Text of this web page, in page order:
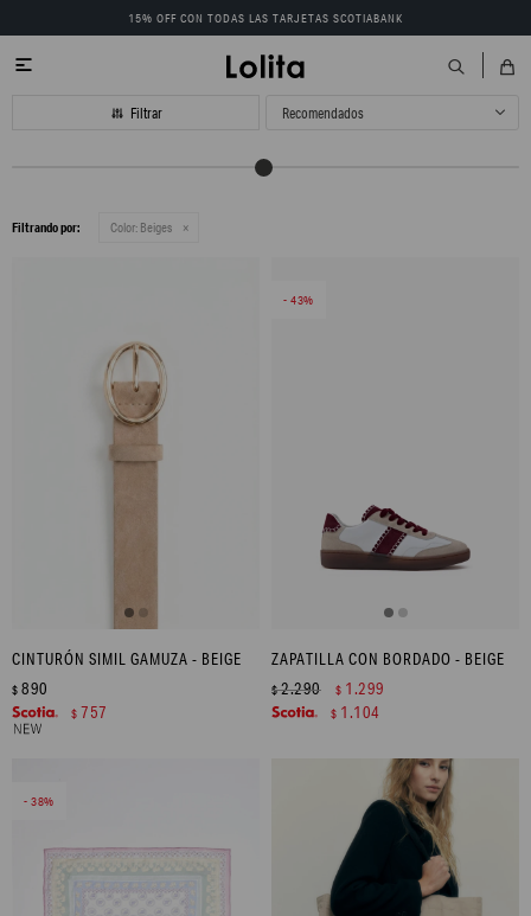
15% OFF CON TODAS LAS TARJETAS SCOTIABANK

Recomendados
Filtrando por: Color: Beiges
CINTURÓN SIMIL GAMUZA - BEIGE
$ 890
$ 757
43
ZAPATILLA CON BORDADO - BEIGE
$2.290 $ 1.299
$ 1.104
38